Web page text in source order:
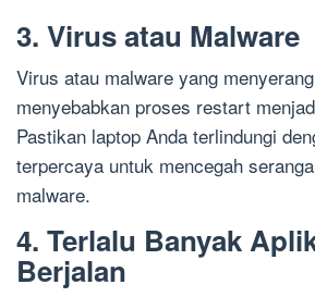
3. Virus atau Malware
Virus atau malware yang
menyebabkan proses restart
Pastikan laptop Anda terlindungi
terpercaya untuk mencegah
malware.
4. Terlalu Banyak
Berjalan